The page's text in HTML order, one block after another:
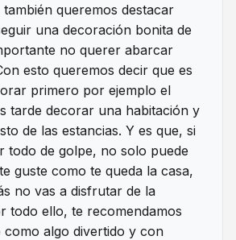
queremos destacar
una decoración bonita de
no querer abarcar
esto queremos decir que es
primero por ejemplo el
tarde decorar una habitación y
de las estancias. Y es que, si
todo de golpe, no solo puede
guste como te queda la casa,
no vas a disfrutar de la
todo ello, te recomendamos
como algo divertido y con